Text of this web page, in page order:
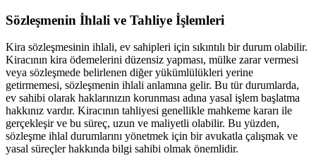
Sözleşmenin İhlali ve Tahliye İşlemleri
Kira sözleşmesinin ihlali, ev sahipleri için sıkıntılı bir durum olabilir.
Kiracının kira ödemelerini düzensiz yapması, mülke zarar vermesi
veya sözleşmede belirlenen diğer yükümlülükleri yerine
getirmemesi, sözleşmenin ihlali anlamına gelir. Bu tür durumlarda,
ev sahibi olarak haklarınızın korunması adına yasal işlem başlatma
hakkınız vardır. Kiracının tahliyesi genellikle mahkeme kararı ile
gerçekleşir ve bu süreç, uzun ve maliyetli olabilir. Bu yüzden,
sözleşme ihlal durumlarını yönetmek için bir avukatla çalışmak ve
yasal süreçler hakkında bilgi sahibi olmak önemlidir.